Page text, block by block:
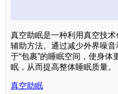
真空助眠是一种利用真空技
辅助方法。通过减少外界噪
于“包裹”的睡眠空间，使身
眠，从而提高整体睡眠质量。
真空助眠